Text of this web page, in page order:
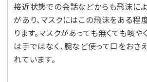
接近状態での会話などからも飛沫に
があり、マスクにはこの飛沫をある程
ります。マスクがあっても無くても咳や
は手ではなく、腕など使って口をおさ
れています。